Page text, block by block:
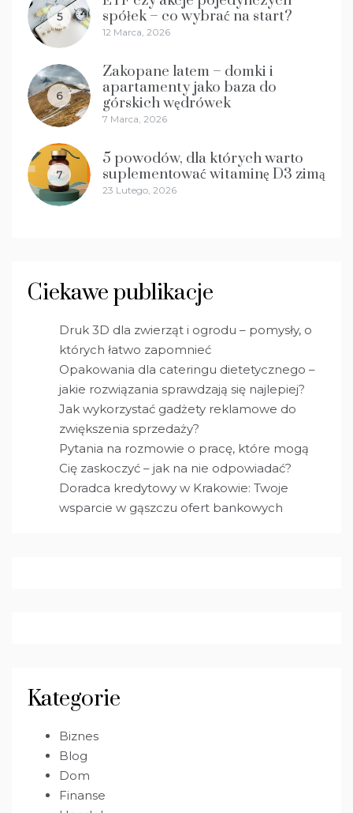
5
spółek – co wybrać na start?
12 Marca, 2026
6
Zakopane latem – domki i
apartamenty jako baza do
górskich wędrówek
7 Marca, 2026
7
5 powodów, dla których warto
suplementować witaminę D3 zimą
23 Lutego, 2026
Ciekawe publikacje
Druk 3D dla zwierząt i ogrodu – pomysły, o
których łatwo zapomnieć
Opakowania dla cateringu dietetycznego –
jakie rozwiązania sprawdzają się najlepiej?
Jak wykorzystać gadżety reklamowe do
zwiększenia sprzedaży?
Pytania na rozmowie o pracę, które mogą
Cię zaskoczyć – jak na nie odpowiadać?
Doradca kredytowy w Krakowie: Twoje
wsparcie w gąszczu ofert bankowych
Kategorie
Biznes
Blog
Dom
Finanse